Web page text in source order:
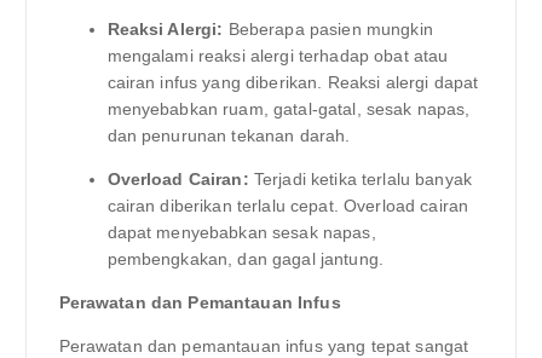
Reaksi Alergi: Beberapa pasien mungkin
mengalami reaksi alergi terhadap obat atau
cairan infus yang diberikan. Reaksi alergi dapat
menyebabkan ruam, gatal-gatal, sesak napas,
dan penurunan tekanan darah.
Overload Cairan: Terjadi ketika terlalu banyak
cairan diberikan terlalu cepat. Overload cairan
dapat menyebabkan sesak napas,
pembengkakan, dan gagal jantung.
Perawatan dan Pemantauan Infus
Perawatan dan pemantauan infus yang tepat sangat